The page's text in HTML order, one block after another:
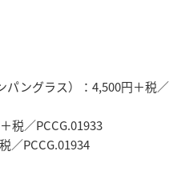
パングラス）：4,500円＋税／
税／PCCG.01933
／PCCG.01934